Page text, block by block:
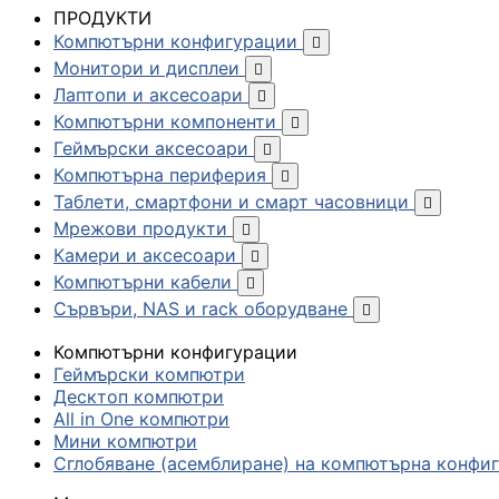
ПРОДУКТИ
Компютърни конфигурации

Монитори и дисплеи 
Лаптопи и аксесоари 
Компютърни компоненти 
Геймърски аксесоари 
Компютърна периферия 
Таблети, смартфони и смарт часовници 
Мрежови продукти 
Камери и аксесоари 
Компютърни кабели 
Сървъри, NAS и rack оборудване 
Компютърни конфигурации
Геймърски компютри
Десктоп компютри
All in One компютри
Мини компютри
Сглобяване (асемблиране) на компютърна